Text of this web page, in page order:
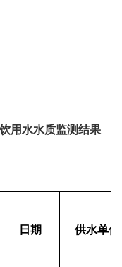
用水水质监测结果
日期 供水单位